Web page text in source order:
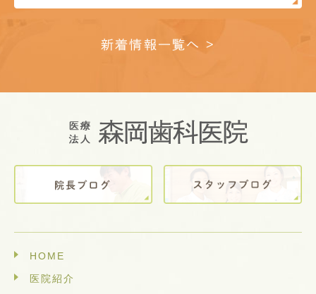
新着情報一覧へ >
HOME
医院紹介